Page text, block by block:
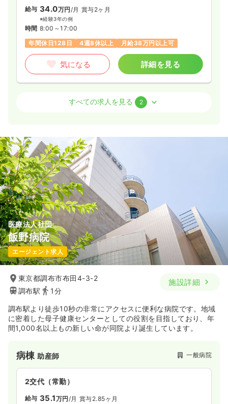
給与 34.0万円 /月 賞与2ヶ月
※経験3年の例
時間 8:00～17:00
年間休日128日
4週8休以上 月給38万円以上可
気になる 詳細を見る
給与 35.2 /月 賞与35.2万円
※一例
時間 9:00～17:00
年間休日128日
月給35万円以上可
気になる 詳細を見る
日勤のみ（パート） 一時募集休止
給与 時給2,200円
時間 9:00～17:00
時給2,200円以上可
気になる 詳細を見る
すべての求人を見る 2
医療法人社団
飯野病院
エージェント求人
東京都調布市布田4-3-2
調布駅
1分
施設詳細
調布駅より徒歩10秒の非常にアクセスに便利な病院です。地域
に密着した母子健康センターとしての役割を目指しており、年
間1,000名以上もの新しい命が同院より誕生しています。
病棟 助産師 一般病院
2交代（常勤）
給与 35.1万円 /月 賞与2.85ヶ月